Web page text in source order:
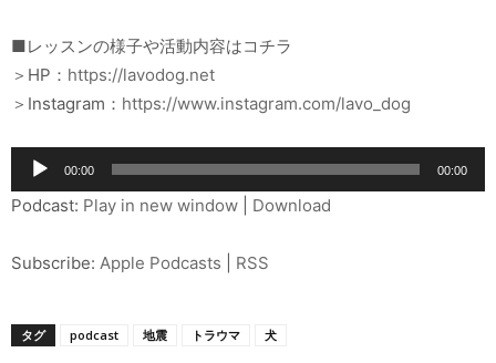
■レッスンの様子や活動内容はコチラ
＞HP： https://lavodog.net
＞Instagram： https://www.instagram.com/lavo_dog
声
プ
ー
ー
00:00 00:00
Podcast: Play in new window Download
Subscribe: Apple Podcasts RSS
タグ podcast 地震 トラウマ 犬